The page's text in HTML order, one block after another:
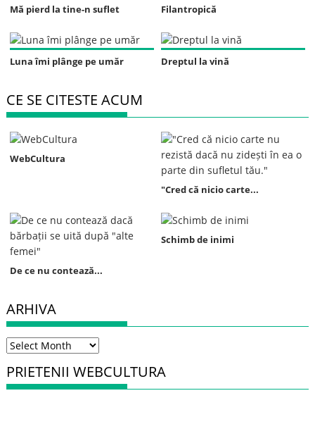
Mă pierd la tine-n suflet Filantropică
Luna îmi plânge pe umăr Dreptul la vină
CE SE CITESTE ACUM
WebCultura
"Cred că nicio carte...
De ce nu contează...
Schimb de inimi
ARHIVA
Arhiva
PRIETENII WEBCULTURA